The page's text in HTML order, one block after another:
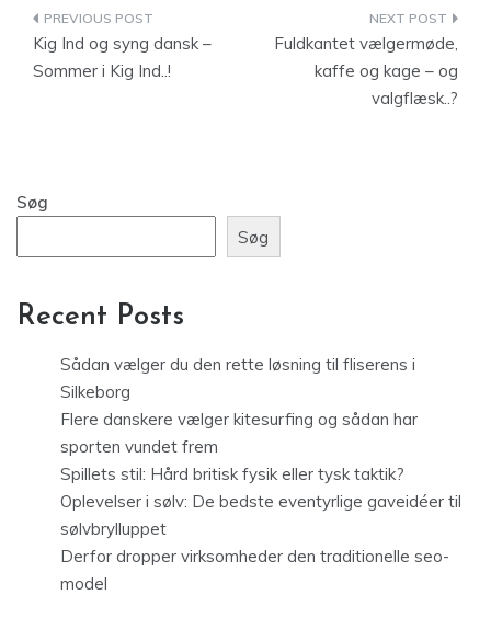
Indlægsnavigation
Kig Ind og syng dansk –
Sommer i Kig Ind..!
Fuldkantet vælgermøde,
kaffe og kage – og
valgflæsk..?
Søg
Søg
Recent Posts
Sådan vælger du den rette løsning til fliserens i
Silkeborg
Flere danskere vælger kitesurfing og sådan har
sporten vundet frem
Spillets stil: Hård britisk fysik eller tysk taktik?
Oplevelser i sølv: De bedste eventyrlige gaveidéer til
sølvbrylluppet
Derfor dropper virksomheder den traditionelle seo-
model